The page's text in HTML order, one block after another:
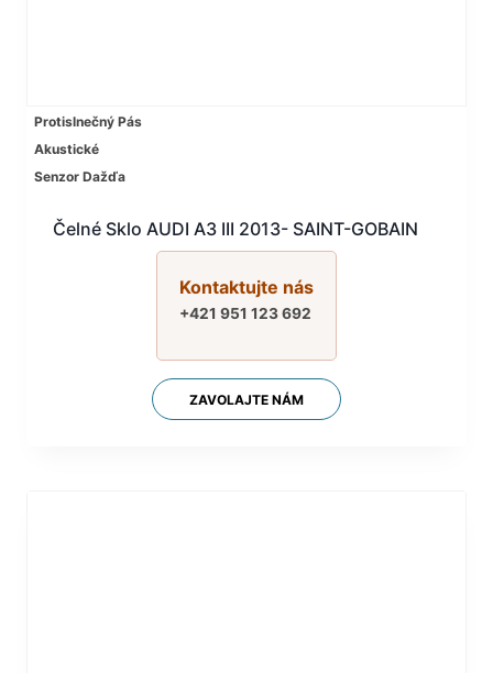
Protislnečný Pás
Akustické
Senzor Dažďa
Čelné Sklo AUDI A3 III 2013- SAINT-GOBAIN
Kontaktujte nás
+421 951 123 692
ZAVOLAJTE NÁM